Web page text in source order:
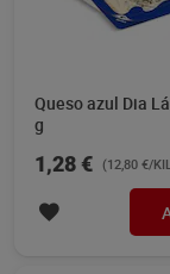
Queso azul Dia
g
1,28 € (12,80 €/